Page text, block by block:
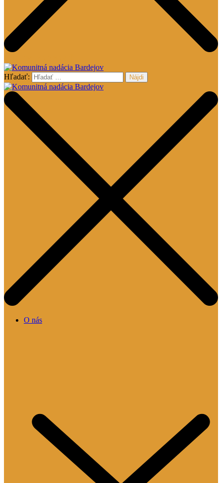
Komunitná nadácia Bardejov
Hľadať:
Komunitná nadácia Bardejov
O nás